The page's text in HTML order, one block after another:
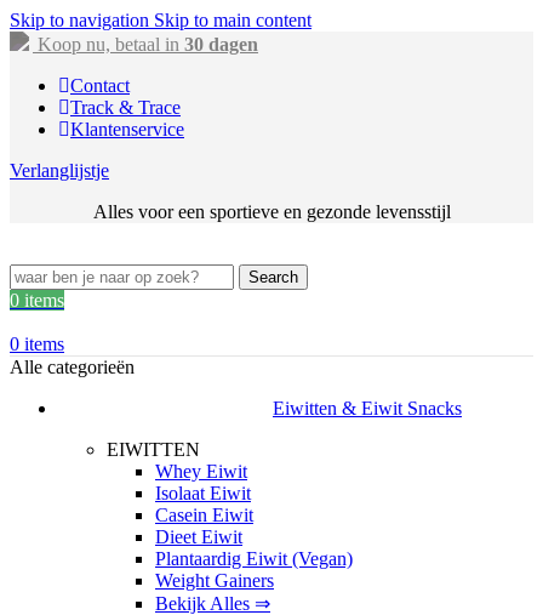
Skip to navigation Skip to main content
Koop nu, betaal in 30 dagen
Contact
Track & Trace
Klantenservice
Verlanglijstje
Alles voor een sportieve en gezonde levensstijl
Search
0 items
0 items
Alle categorieën
Eiwitten & Eiwit Snacks
EIWITTEN
Whey Eiwit
Isolaat Eiwit
Casein Eiwit
Dieet Eiwit
Plantaardig Eiwit (Vegan)
Weight Gainers
Bekijk Alles ⇒